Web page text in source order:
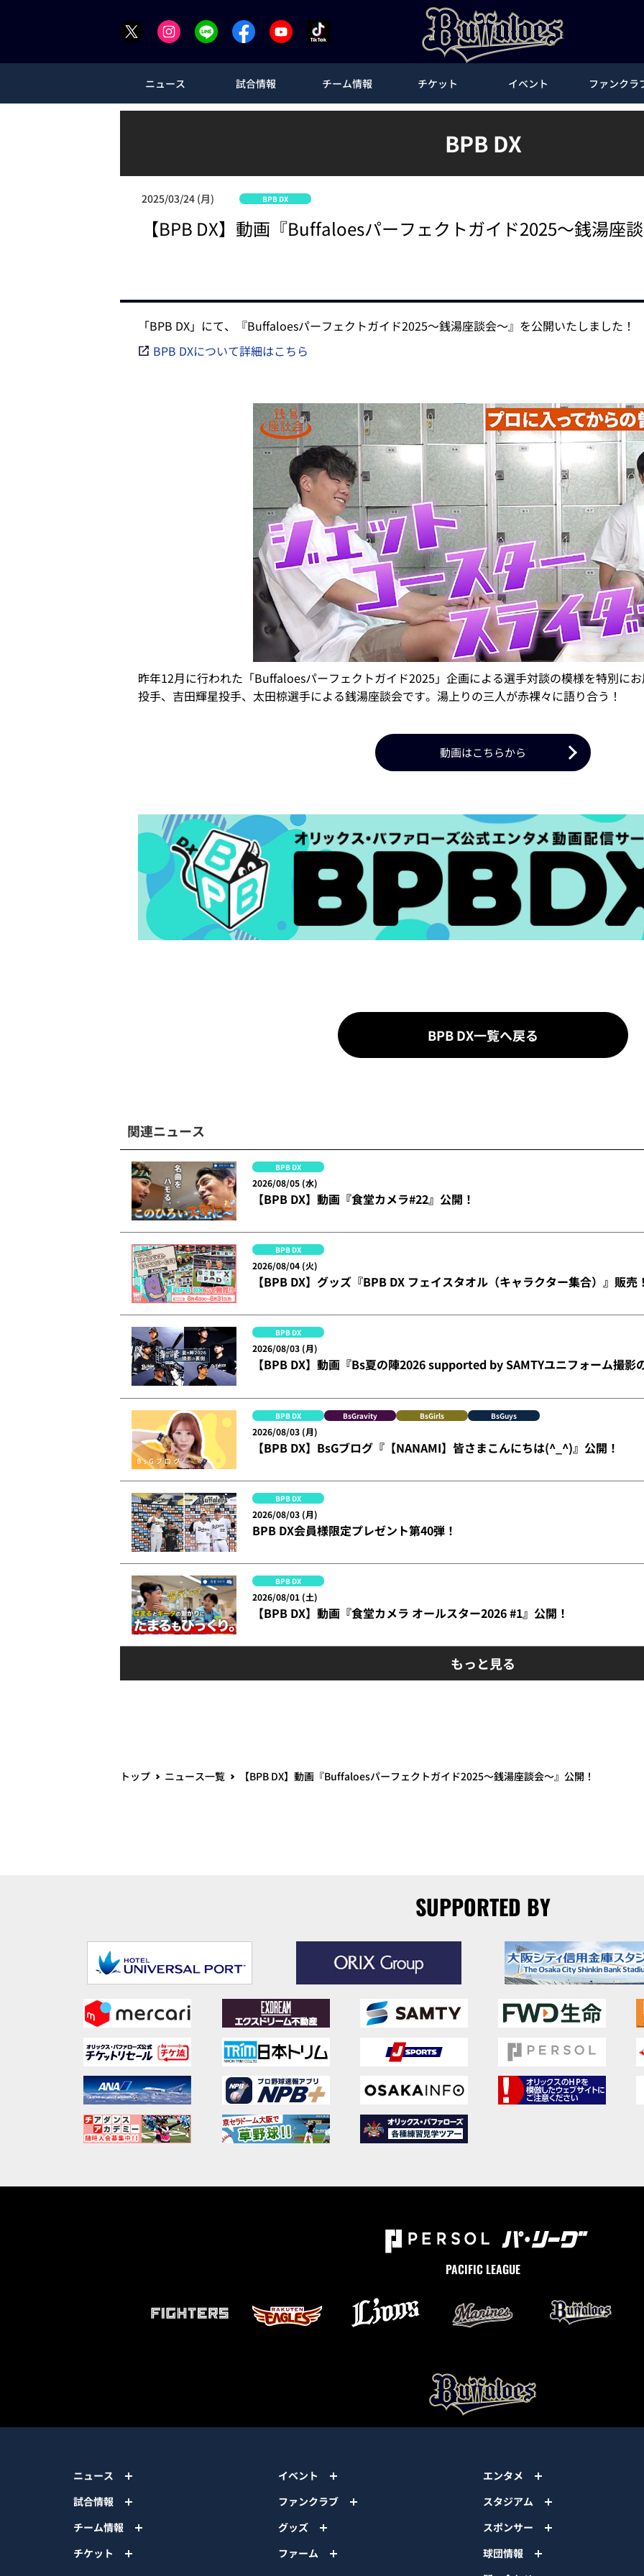
ニュース 試合情報 チーム情報 チケット イベント ファンクラ
BPB DX
2025/03/24 (月) BPB DX
【BPB DX】動画『Buffaloesパーフェクトガイド2025～銭湯座
「BPB DX」にて、『Buffaloesパーフェクトガイド2025～銭湯座談会～』を公開いたしました！
BPB DXについて詳細はこちら
昨年12月に行われた「Buffaloesパーフェクトガイド2025」企画による選手対談の模様を特別に
投手、吉田輝星投手、太田椋選手による銭湯座談会です。湯上りの三人が赤裸々に語り合う！
動画はこちらから
BPB DX一覧へ戻る
関連ニュース
BPB DX
2026/08/05 (水)
【BPB DX】動画『食堂カメラ#22』公開！
BPB DX
2026/08/04 (火)
【BPB DX】グッズ『BPB DX フェイスタオル（キャラクター集合）』販売
BPB DX
2026/08/03 (月)
【BPB DX】動画『Bs夏の陣2026 supported by SAMTYユニフォーム撮影
BPB DX BsGravity BsGirls BsGuys
2026/08/03 (月)
【BPB DX】BsGブログ『【NANAMI】皆さまこんにちは(^_^)』公開！
BPB DX
2026/08/03 (月)
BPB DX会員様限定プレゼント第40弾！
BPB DX
2026/08/01 (土)
【BPB DX】動画『食堂カメラ オールスター2026 #1』公開！
もっと見る
トップ ニュース一覧 【BPB DX】動画『Buffaloesパーフェクトガイド2025～銭湯座談会～』公開！
SUPPORTED BY
PACIFIC LEAGUE
ニュース
試合情報
チーム情報
チケット
イベント
ファンクラブ
グッズ
ファーム
エンタメ
スタジアム
スポンサー
球団情報